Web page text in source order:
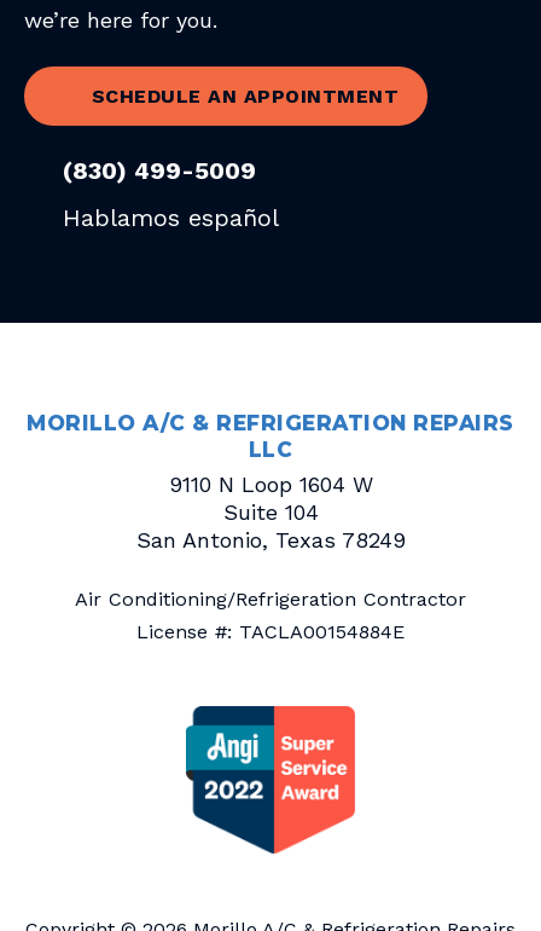
we’re here for you.
SCHEDULE AN APPOINTMENT
(830) 499-5009
Hablamos español
MORILLO A/C & REFRIGERATION REPAIRS
LLC
9110 N Loop 1604 W
Suite 104
San Antonio, Texas 78249
Air Conditioning/Refrigeration Contractor
License #: TACLA00154884E